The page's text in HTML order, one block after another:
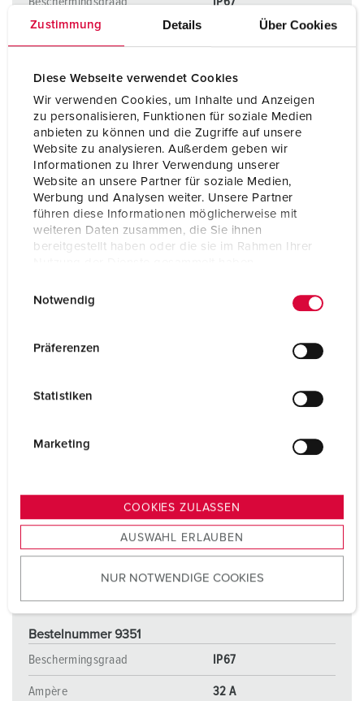
Zustimmung Details Über Cookies
Diese Webseite verwendet Cookies
Wir verwenden Cookies, um Inhalte und Anzeigen
zu personalisieren, Funktionen für soziale Medien
anbieten zu können und die Zugriffe auf unsere
Website zu analysieren. Außerdem geben wir
Informationen zu Ihrer Verwendung unserer
Website an unsere Partner für soziale Medien,
Werbung und Analysen weiter. Unsere Partner
führen diese Informationen möglicherweise mit
weiteren Daten zusammen, die Sie ihnen
bereitgestellt haben oder die sie im Rahmen Ihrer
s
u
w
Notwendig
Präferenzen
Statistiken
Marketing
COOKIES ZULASSEN
AUSWAHL ERLAUBEN
NUR NOTWENDIGE COOKIES
Voltage 400 V
Aansluittechniek schroefklemmen
NAAR HET PRODUCT
Bestelnummer 9351
Beschermingsgraad
IP67
Ampère 32 A